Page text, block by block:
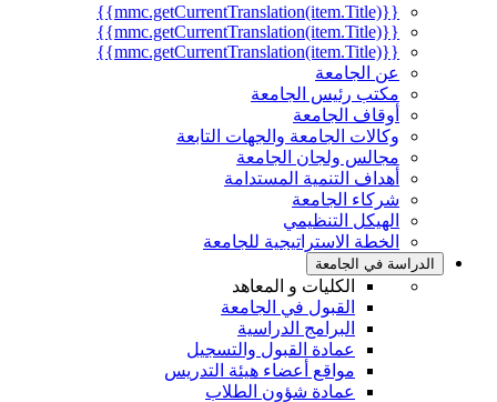
{{mmc.getCurrentTranslation(item.Title)}}
{{mmc.getCurrentTranslation(item.Title)}}
{{mmc.getCurrentTranslation(item.Title)}}
عن الجامعة
مكتب رئيس الجامعة
أوقاف الجامعة
وكالات الجامعة والجهات التابعة
مجالس ولجان الجامعة
أهداف التنمية المستدامة
شركاء الجامعة
الهيكل التنظيمي
الخطة الاستراتيجية للجامعة
الدراسة في الجامعة
الكليات و المعاهد
القبول في الجامعة
البرامج الدراسية
عمادة القبول والتسجيل
مواقع أعضاء هيئة التدريس
عمادة شؤون الطلاب